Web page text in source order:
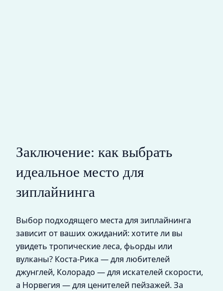
Заключение: как выбрать
идеальное место для
зиплайнинга
Выбор подходящего места для зиплайнинга
зависит от ваших ожиданий: хотите ли вы
увидеть тропические леса, фьорды или
вулканы? Коста-Рика — для любителей
джунглей, Колорадо — для искателей скорости,
а Норвегия — для ценителей пейзажей. За